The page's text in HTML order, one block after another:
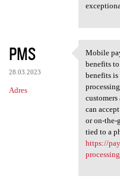
PMS
28.03.2023
Adres
Mobile
Mobile
benefits
benefits
can
or on-the-
tied to a
https://